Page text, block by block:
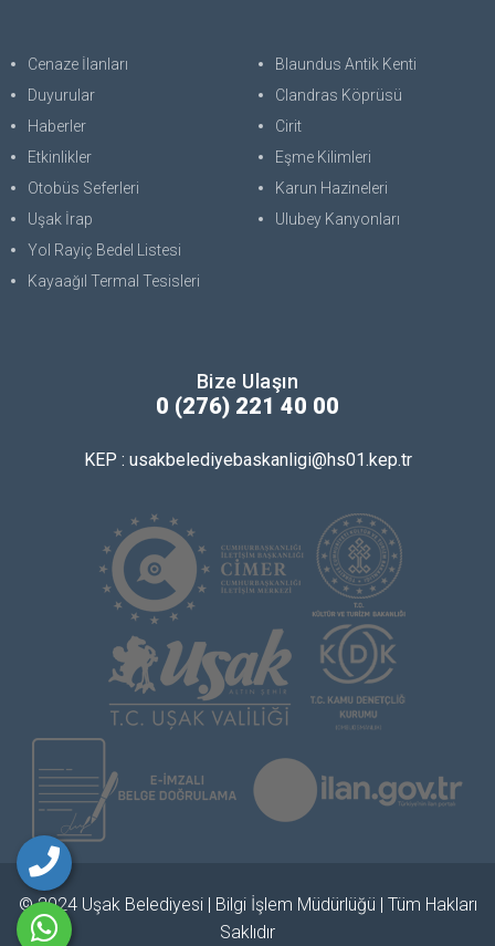
Cenaze İlanları
Duyurular
Haberler
Etkinlikler
Otobüs Seferleri
Uşak İrap
Yol Rayiç Bedel Listesi
Kayaağıl Termal Tesisleri
Blaundus Antik Kenti
Clandras Köprüsü
Cirit
Eşme Kilimleri
Karun Hazineleri
Ulubey Kanyonları
Bize Ulaşın
0 (276) 221 40 00
KEP : usakbelediyebaskanligi@hs01.kep.tr
© 2024 Uşak Belediyesi | Bilgi İşlem Müdürlüğü | Tüm Hakları
Saklıdır